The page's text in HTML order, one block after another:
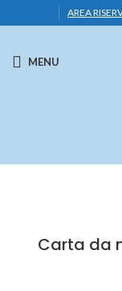
AREA
MENU
Carta da